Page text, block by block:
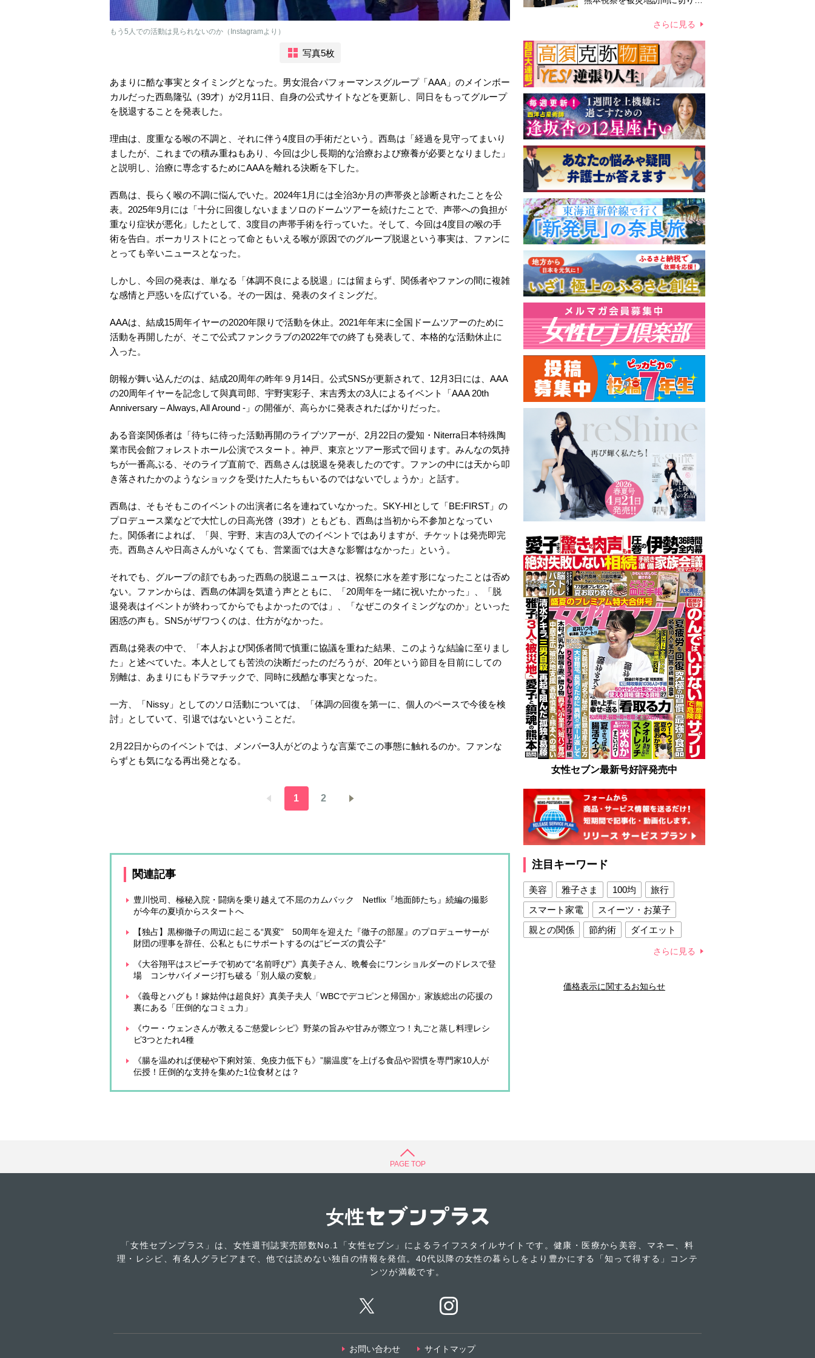
もう5人での活動は見られないのか（Instagramより）
写真5枚
あまりに酷な事実とタイミングとなった。男女混合パフォーマンスグループ「AAA」のメインボー
カルだった西島隆弘（39才）が2月11日、自身の公式サイトなどを更新し、同日をもってグループ
を脱退することを発表した。
理由は、度重なる喉の不調と、それに伴う4度目の手術だという。西島は「経過を見守ってまいり
ましたが、これまでの積み重ねもあり、今回は少し長期的な治療および療養が必要となりました」
と説明し、治療に専念するためにAAAを離れる決断を下した。
西島は、長らく喉の不調に悩んでいた。2024年1月には全治3か月の声帯炎と診断されたことを公
表。2025年9月には「十分に回復しないままソロのドームツアーを続けたことで、声帯への負担が
重なり症状が悪化」したとして、3度目の声帯手術を行っていた。そして、今回は4度目の喉の手
術を告白。ボーカリストにとって命ともいえる喉が原因でのグループ脱退という事実は、ファンに
とっても辛いニュースとなった。
しかし、今回の発表は、単なる「体調不良による脱退」には留まらず、関係者やファンの間に複雑
な感情と戸惑いを広げている。その一因は、発表のタイミングだ。
AAAは、結成15周年イヤーの2020年限りで活動を休止。2021年年末に全国ドームツアーのために
活動を再開したが、そこで公式ファンクラブの2022年での終了も発表して、本格的な活動休止に
入った。
朗報が舞い込んだのは、結成20周年の昨年９月14日。公式SNSが更新されて、12月3日には、AAA
の20周年イヤーを記念して與真司郎、宇野実彩子、末吉秀太の3人によるイベント「AAA 20th
Anniversary – Always, All Around -」の開催が、高らかに発表されたばかりだった。
ある音楽関係者は「待ちに待った活動再開のライブツアーが、2月22日の愛知・Niterra日本特殊陶
業市民会館フォレストホール公演でスタート。神戸、東京とツアー形式で回ります。みんなの気持
ちが一番高ぶる、そのライブ直前で、西島さんは脱退を発表したのです。ファンの中には天から叩
き落されたかのようなショックを受けた人たちもいるのではないでしょうか」と話す。
西島は、そもそもこのイベントの出演者に名を連ねていなかった。SKY-HIとして「BE:FIRST」の
プロデュース業などで大忙しの日高光啓（39才）ともども、西島は当初から不参加となってい
た。関係者によれば、「與、宇野、末吉の3人でのイベントではありますが、チケットは発売即完
売。西島さんや日高さんがいなくても、営業面では大きな影響はなかった」という。
それでも、グループの顔でもあった西島の脱退ニュースは、祝祭に水を差す形になったことは否め
ない。ファンからは、西島の体調を気遣う声とともに、「20周年を一緒に祝いたかった」、「脱
退発表はイベントが終わってからでもよかったのでは」、「なぜこのタイミングなのか」といった
困惑の声も。SNSがザワつくのは、仕方がなかった。
西島は発表の中で、「本人および関係者間で慎重に協議を重ねた結果、このような結論に至りまし
た」と述べていた。本人としても苦渋の決断だったのだろうが、20年という節目を目前にしての
別離は、あまりにもドラマチックで、同時に残酷な事実となった。
一方、「Nissy」としてのソロ活動については、「体調の回復を第一に、個人のペースで今後を検
討」としていて、引退ではないということだ。
2月22日からのイベントでは、メンバー3人がどのような言葉でこの事態に触れるのか。ファンな
らずとも気になる再出発となる。
1 2
関連記事
豊川悦司、極秘入院・闘病を乗り越えて不屈のカムバック Netflix『地面師たち』続編の撮影
が今年の夏頃からスタートへ
【独占】黒柳徹子の周辺に起こる“異変” 50周年を迎えた『徹子の部屋』のプロデューサーが
財団の理事を辞任、公私ともにサポートするのは“ビーズの貴公子”
《大谷翔平はスピーチで初めて“名前呼び”》真美子さん、晩餐会にワンショルダーのドレスで登
場 コンサバイメージ打ち破る「別人級の変貌」
《義母とハグも！嫁姑仲は超良好》真美子夫人「WBCでデコピンと帰国か」家族総出の応援の
裏にある「圧倒的なコミュ力」
《ウー・ウェンさんが教えるご慈愛レシピ》野菜の旨みや甘みが際立つ！丸ごと蒸し料理レシ
ピ3つとたれ4種
《腸を温めれば便秘や下痢対策、免疫力低下も》”腸温度”を上げる食品や習慣を専門家10人が
伝授！圧倒的な支持を集めた1位食材とは？
夫妻から受け継ぐ“国民への寄
さらに見る
女性セブン最新号好評発売中
注目キーワード
美容 雅子さま 100均
旅行
スマート家電
スイーツ・お菓子
親との関係
節約術
ダイエット
夫との関係
新津春子 どか食い
さらに見る
価格表示に関するお知らせ
PAGE TOP
「女性セブンプラス」は、女性週刊誌実売部数No.1「女性セブン」によるライフスタイルサイトです。健康・医療から美容、マネー、料
理・レシピ、有名人グラビアまで、他では読めない独自の情報を発信。40代以降の女性の暮らしをより豊かにする「知って得する」コンテ
ンツが満載です。
お問い合わせ サイトマップ